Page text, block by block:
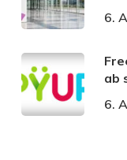
6.
ab
6.